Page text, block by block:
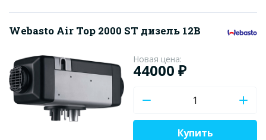
Webasto Air Top 2000 ST дизель 12В
Новая цена:
44000 ₽
Купить